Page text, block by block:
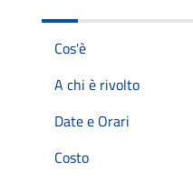
Cos'è
A chi è rivolto
Date e Orari
Costo